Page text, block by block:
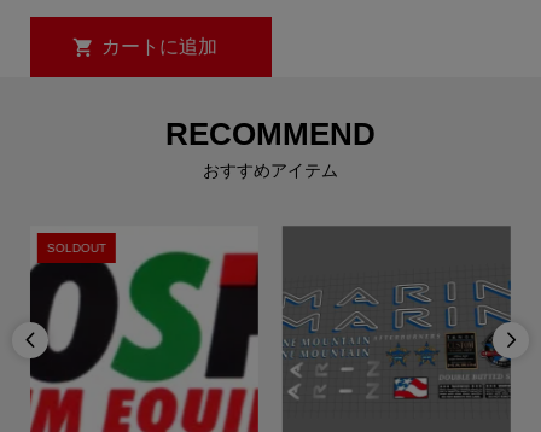
RECOMMEND
おすすめアイテム

SOLDOUT
